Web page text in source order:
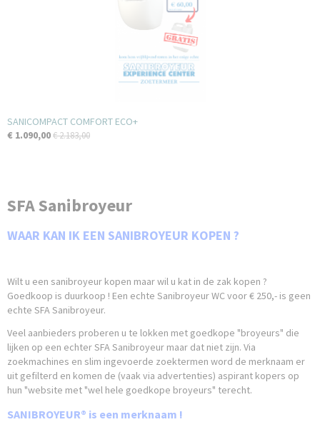
SANICOMPACT COMFORT ECO+
€ 1.090,00€ 2.183,00
SFA Sanibroyeur
WAAR KAN IK EEN SANIBROYEUR KOPEN ?
Wilt u een sanibroyeur kopen maar wil u kat in de zak kopen ?
Goedkoop is duurkoop ! Een echte Sanibroyeur WC voor € 250,- is geen
echte SFA Sanibroyeur.
Veel aanbieders proberen u te lokken met goedkope "broyeurs" die
lijken op een echter SFA Sanibroyeur maar dat niet zijn. Via
zoekmachines en slim ingevoerde zoektermen word de merknaam er
uit gefilterd en komen de (vaak via advertenties) aspirant kopers op
hun "website met "wel hele goedkope broyeurs" terecht.
SANIBROYEUR® is een merknaam !